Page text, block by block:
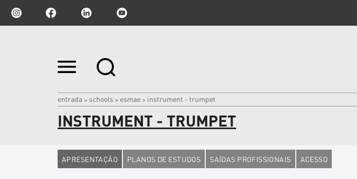
Ir
para
|
Ir
para
entrada > schools > esmae > instrument - trumpet
INSTRUMENT - TRUMPET
APRESENTAÇÃO PLANOS DE ESTUDOS SAÍDAS PROFISSIONAIS ACESSO